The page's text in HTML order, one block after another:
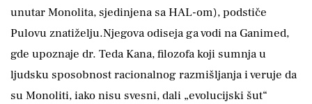
unutar Monolita, sjedinjena sa HAL-om), podstiče
Pulovu znatiželju.Njegova odiseja ga vodi na Ganimed,
gde upoznaje dr. Teda Kana, filozofa koji sumnja u
ljudsku sposobnost racionalnog razmišljanja i veruje da
su Monoliti, iako nisu svesni, dali „evolucijski šut“